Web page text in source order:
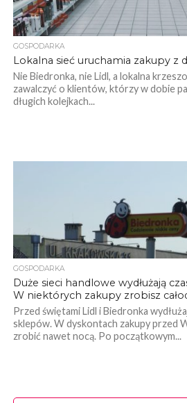
GOSPODARKA
Lokalna sieć uruchamia zakupy z
Nie Biedronka, nie Lidl, a lokalna
zawalczyć o klientów, którzy w dobie
długich kolejkach...
GOSPODARKA
Duże sieci handlowe wydłużają
W niektórych zakupy zrobisz
Przed świętami Lidl i Biedronka
sklepów. W dyskontach zakupy przed
zrobić nawet nocą. Po początkowym...